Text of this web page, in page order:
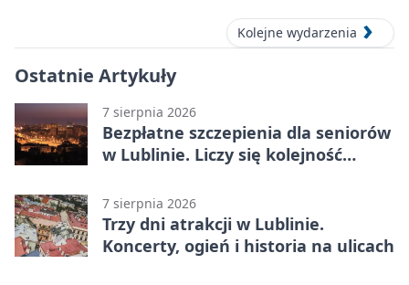
Kolejne wydarzenia
Ostatnie Artykuły
7 sierpnia 2026
Bezpłatne szczepienia dla seniorów
w Lublinie. Liczy się kolejność
7 sierpnia 2026
Trzy dni atrakcji w Lublinie.
Koncerty, ogień i historia na ulicach